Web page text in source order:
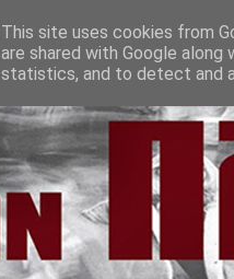
This site uses cookies from
are shared with Google
statistics, and to detect and